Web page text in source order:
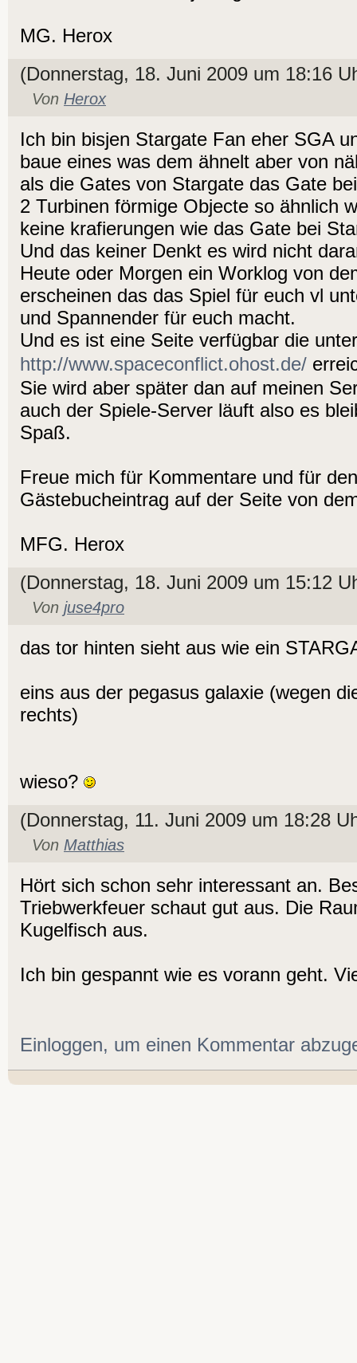
MG. Herox
(Donnerstag, 18. Juni 2009 um 18:16
Von Herox
Ich bin bisjen Stargate Fan eher SGA
baue eines was dem ähnelt aber von
als die Gates von Stargate das Gate
2 Turbinen förmige Objecte so ähnlich
keine krafierungen wie das Gate bei
Und das keiner Denkt es wird nicht
Heute oder Morgen ein Worklog von
erscheinen das das Spiel für euch vl
und Spannender für euch macht.
Und es ist eine Seite verfügbar die unter
http://www.spaceconflict.ohost.de/
Sie wird aber später dan auf meinen
auch der Spiele-Server läuft also es
Spaß.
Freue mich für Kommentare und für
Gästebucheintrag auf der Seite von
MFG. Herox
(Donnerstag, 18. Juni 2009 um 15:12
Von juse4pro
das tor hinten sieht aus wie ein
eins aus der pegasus galaxie (wegen
rechts)
wieso?
(Donnerstag, 11. Juni 2009 um 18:28
Von Matthias
Hört sich schon sehr interessant an.
Triebwerkfeuer schaut gut aus. Die
Kugelfisch aus.
Ich bin gespannt wie es vorann geht.
Einloggen, um einen Kommentar